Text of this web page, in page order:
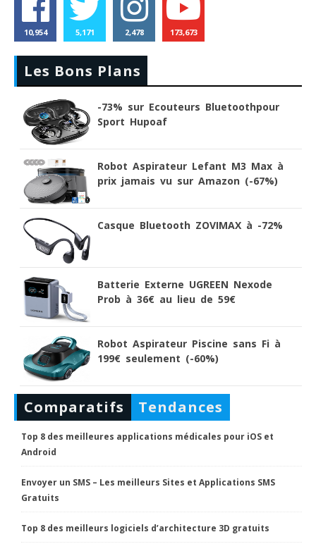
10,954 5,171 2,478 173,673
Les Bons Plans
-73% sur Ecouteurs Bluetoothpour
Sport Hupoaf
Robot Aspirateur Lefant M3 Max à
prix jamais vu sur Amazon (-67%)
Casque Bluetooth ZOVIMAX à -72%
Batterie Externe UGREEN Nexode
Prob à 36€ au lieu de 59€
Robot Aspirateur Piscine sans Fi à
199€ seulement (-60%)
Comparatifs Tendances
Top 8 des meilleures applications médicales pour iOS et
Android
Envoyer un SMS – Les meilleurs Sites et Applications SMS
Gratuits
Top 8 des meilleurs logiciels d’architecture 3D gratuits